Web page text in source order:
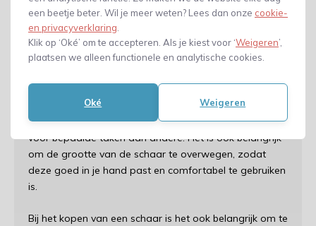
een beetje beter. Wil je meer weten? Lees dan onze cookie-
en privacyverklaring
Klik op ‘Oké’ om te accepteren. Als je kiest voor ‘Weigeren’,
plaatsen we alleen functionele en analytische cookies.
Oké Weigeren
Schaar kopen? Let op de
volgende dingen
Als je van plan bent om een schaar te kopen, is het
belangrijk om te overwegen waarvoor je de schaar
gaat gebruiken. Sommige scharen zijn beter geschikt
voor bepaalde taken dan andere. Het is ook belangrijk
om de grootte van de schaar te overwegen, zodat
deze goed in je hand past en comfortabel te gebruiken
is.
Bij het kopen van een schaar is het ook belangrijk om te